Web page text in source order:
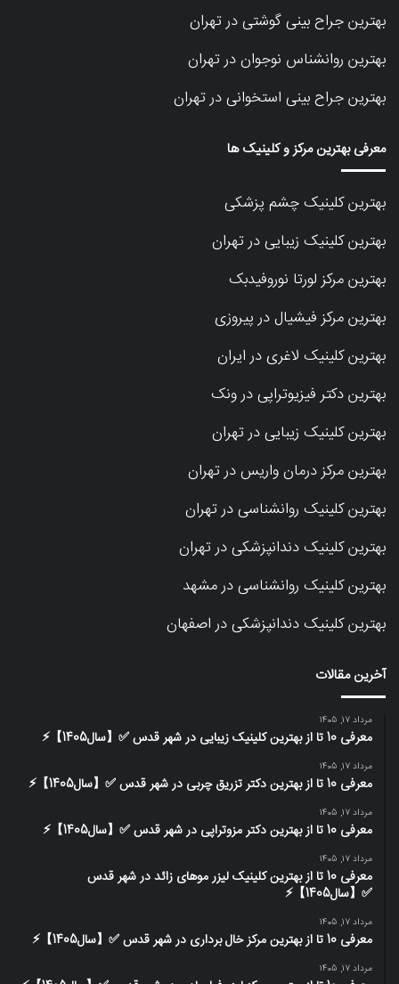
بهترین جراح بینی گوشتی در تهران
بهترین روانشناس نوجوان در تهران
بهترین جراح بینی استخوانی در تهران
معرفی بهترین مرکز و کلینیک ها
بهترین کلینیک چشم پزشکی
بهترین کلینیک زیبایی در تهران
بهترین مرکز لورتا نوروفیدبک
بهترین مرکز فیشیال در پیروزی
بهترین کلینیک لاغری در ایران
بهترین دکتر فیزیوتراپی در ونک
بهترین کلینیک زیبایی در تهران
بهترین مرکز درمان واریس در تهران
بهترین کلینیک روانشناسی در تهران
بهترین کلینیک دندانپزشکی در تهران
بهترین کلینیک روانشناسی در مشهد
بهترین کلینیک دندانپزشکی در اصفهان
آخرین مقالات
مرداد 17, 1405
معرفی 10 تا از بهترین کلینیک زیبایی در شهر قدس ✅【سال1405】⚡️
مرداد 17, 1405
معرفی 10 تا از بهترین دکتر تزریق چربی در شهر قدس ✅【سال1405】⚡️
مرداد 17, 1405
معرفی 10 تا از بهترین دکتر مزوتراپی در شهر قدس ✅【سال1405】⚡️
مرداد 17, 1405
معرفی 10 تا از بهترین کلینیک لیزر موهای زائد در شهر قدس
✅【سال1405】⚡️
مرداد 17, 1405
معرفی 10 تا از بهترین مرکز خال برداری در شهر قدس ✅【سال1405】⚡️
مرداد 17, 1405